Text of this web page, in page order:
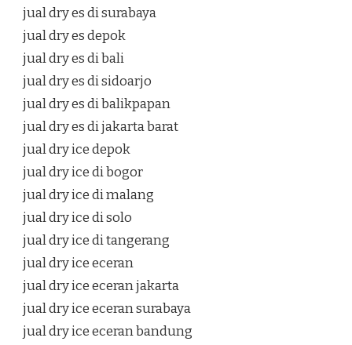
jual dry es di surabaya
jual dry es depok
jual dry es di bali
jual dry es di sidoarjo
jual dry es di balikpapan
jual dry es di jakarta barat
jual dry ice depok
jual dry ice di bogor
jual dry ice di malang
jual dry ice di solo
jual dry ice di tangerang
jual dry ice eceran
jual dry ice eceran jakarta
jual dry ice eceran surabaya
jual dry ice eceran bandung